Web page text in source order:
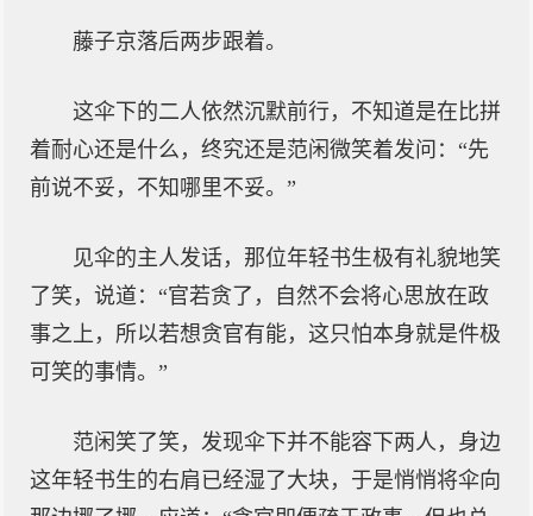
藤子京落后两步跟着。
这伞下的二人依然沉默前行，不知道是在比拼
着耐心还是什么，终究还是范闲微笑着发问：“先
前说不妥，不知哪里不妥。”
见伞的主人发话，那位年轻书生极有礼貌地笑
了笑，说道：“官若贪了，自然不会将心思放在政
事之上，所以若想贪官有能，这只怕本身就是件极
可笑的事情。”
范闲笑了笑，发现伞下并不能容下两人，身边
这年轻书生的右肩已经湿了大块，于是悄悄将伞向